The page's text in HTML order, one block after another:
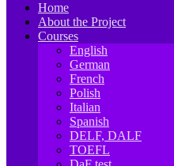
Home
About the Project
Courses
English
German
French
Polish
Italian
Spanish
DELF, DALF
TOEFL